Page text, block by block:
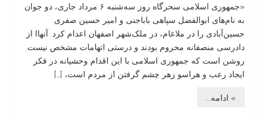
«جمهوری اسلامی سحرگاه روز سه‌شنبه ۶ مرداد جاری، دو جوان
به نام‌های ابوالفضل سپاهی باباجنی و امیر حسین صفری
حسین‌آبادی را در ملا‌عام، در ملک‌شهر اصفهان اعدام کرد. آنهاا از
دادرسی منصفانه محروم بودند و درستی اتهامات مشخص نیست.
روشن است که جمهوری اسلامی با این اقدام وحشیانه در فکر
ایجاد رعب و هراسو زهر چشم گرفتن از مردم است، […]
» ادامه...